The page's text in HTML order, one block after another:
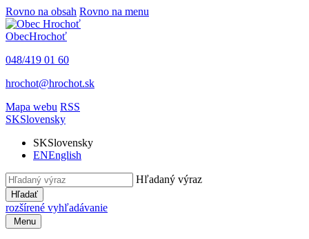
Rovno na obsah Rovno na menu
ObecHrochoť
048/419 01 60
hrochot@hrochot.sk
Mapa webu RSS
SKSlovensky
SKSlovensky
ENEnglish
Hľadaný výraz
Hľadať
rozšírené vyhľadávanie
Menu